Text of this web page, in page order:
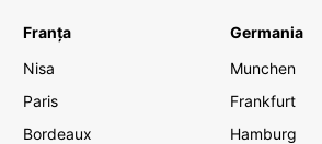
Franța
Nisa
Paris
Bordeaux
Germania
Munchen
Frankfurt
Hamburg